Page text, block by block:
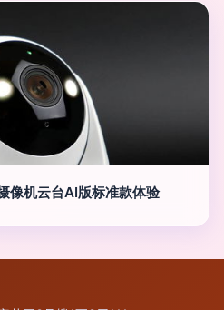
像机云台AI版标准款体验